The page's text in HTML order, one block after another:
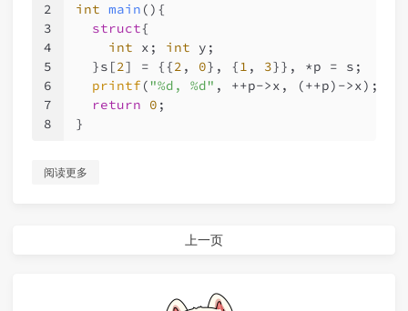
2
3
4
5
6
7
8
int main () {
struct{
int x; int y;
  }s[
2] = {{2 , 0}, {1 , 3}}, *p = s;
printf( "%d, %d" , ++p->x, (++p)->x);
return
0 ;
}
阅读更多
上一页